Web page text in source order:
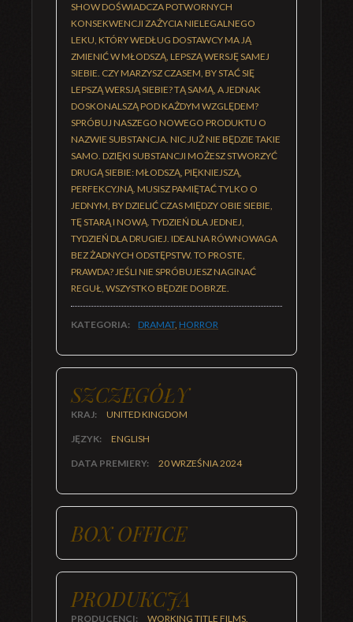
SHOW DOŚWIADCZA POTWORNYCH
KONSEKWENCJI ZAŻYCIA NIELEGALNEGO
LEKU, KTÓRY WEDŁUG DOSTAWCY MA JĄ
ZMIENIĆ W MŁODSZĄ, LEPSZĄ WERSJĘ SAMEJ
SIEBIE. CZY MARZYSZ CZASEM, BY STAĆ SIĘ
LEPSZĄ WERSJĄ SIEBIE? TĄ SAMĄ, A JEDNAK
DOSKONALSZĄ POD KAŻDYM WZGLĘDEM?
SPRÓBUJ NASZEGO NOWEGO PRODUKTU O
NAZWIE SUBSTANCJA. NIC JUŻ NIE BĘDZIE TAKIE
SAMO. DZIĘKI SUBSTANCJI MOŻESZ STWORZYĆ
DRUGĄ SIEBIE: MŁODSZĄ, PIĘKNIEJSZĄ,
PERFEKCYJNĄ. MUSISZ PAMIĘTAĆ TYLKO O
JEDNYM, BY DZIELIĆ CZAS MIĘDZY OBIE SIEBIE,
TĘ STARĄ I NOWĄ. TYDZIEŃ DLA JEDNEJ,
TYDZIEŃ DLA DRUGIEJ. IDEALNA RÓWNOWAGA
BEZ ŻADNYCH ODSTĘPSTW. TO PROSTE,
PRAWDA? JEŚLI NIE SPRÓBUJESZ NAGINAĆ
REGUŁ, WSZYSTKO BĘDZIE DOBRZE.
KATEGORIA: DRAMAT, HORROR
SZCZEGÓŁY
KRAJ: UNITED KINGDOM
JĘZYK: ENGLISH
DATA PREMIERY: 20 WRZEŚNIA 2024
BOX OFFICE
PRODUKCJA
PRODUCENCI:
WORKING TITLE FILMS,